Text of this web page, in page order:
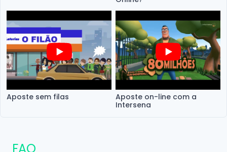
Aposte sem filas
Aposte on-line com a
Intersena
FAQ